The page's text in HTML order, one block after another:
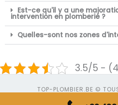
Est-ce qu'il y a une
intervention en plomberie ?
Quelles-sont nos zones
3.5/5 -
TOP-PLOMBIER.BE ©